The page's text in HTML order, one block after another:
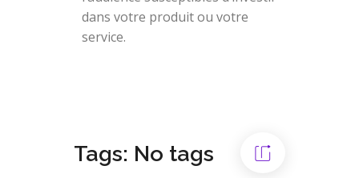
dans votre produit ou votre
service.
Tags: No tags